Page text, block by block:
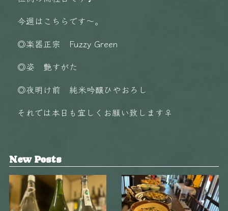
今週はこちらです〜。
◎楽器正宗 Fuzzy Green
◎姿 艶すがた
◎夜明け前 純米吟醸ひやおろし
それでは本日も宜しくお願い致します‍♀️
New Posts